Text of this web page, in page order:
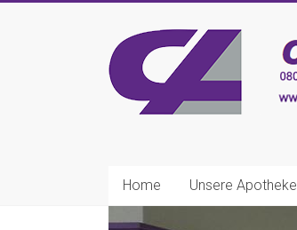
CENTRAL-
APOTHEKE
Zwickau
netteHome Unsere Apotheke